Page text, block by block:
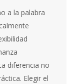
a la palabra
diferencia no
Elegir el